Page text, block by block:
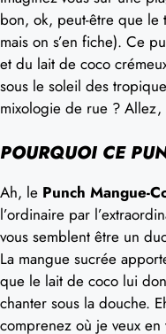
bon, ok, peut-être que le
mais on s’en fiche). Ce
et du lait de coco
sous le soleil des
mixologie de rue ? Allez,
POURQUOI CE
Ah, le Punch Mangue-
l’ordinaire par
vous semblent être un
La mangue sucrée
que le lait de coco lui
chanter sous la douche.
comprenez où je veux en